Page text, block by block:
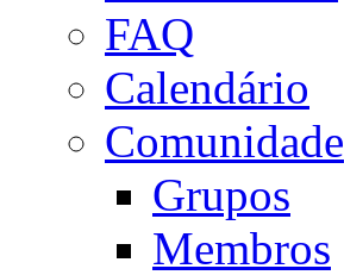
FAQ
Calendário
Comunidade
Grupos
Membros